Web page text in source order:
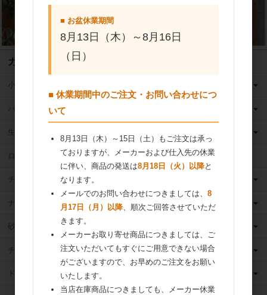
カテゴリ
小麦粉
バター
生クリーム
ロングライフ牛乳
チーズ
ナッツ
砂糖
チョコレート
ドライフルーツ
■ お盆休業期間
8月13日（木）～8月16日
（日）
■ 休業期間中のご注文・お問い合わせにつ
いて
8月13日（木）～15日（土）もご注文は承っ
ておりますが、メーカーおよび仕入先の休業
に伴い、商品の発送は8月18日（火）以降と
なります。
メールでのお問い合わせにつきましては、 8
月17日（月）以降、順次ご回答させていただ
きます。
メーカーお取り寄せ商品につきましては、ご
注文いただいてもすぐにご用意できない場合
がございますので、お早めのご注文をお願い
いたします。
当店在庫商品につきましても、メーカー休業